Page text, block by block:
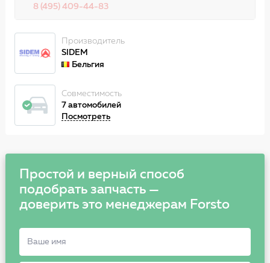
8 (495) 409-44-83
Производитель
SIDEM
Бельгия
Совместимость
7 автомобилей
Посмотреть
Простой и верный способ
подобрать запчасть —
доверить это менеджерам Forsto